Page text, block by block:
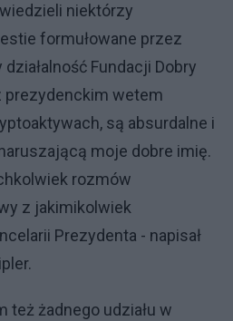
niektórzy
formułowane przez
Fundacji Dobry
prezydenckim wetem
są absurdalne i
moje dobre imię.
rozmów
z jakimikolwiek
Prezydenta - napisał
też żadnego udziału w